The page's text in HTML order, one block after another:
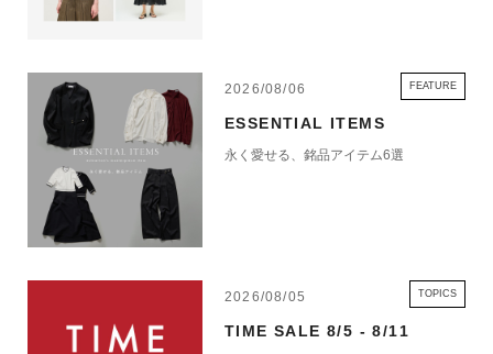
2026/08/06 FEATURE
ESSENTIAL ITEMS
永く愛せる、銘品アイテム6選
2026/08/05 TOPICS
TIME SALE 8/5 - 8/11